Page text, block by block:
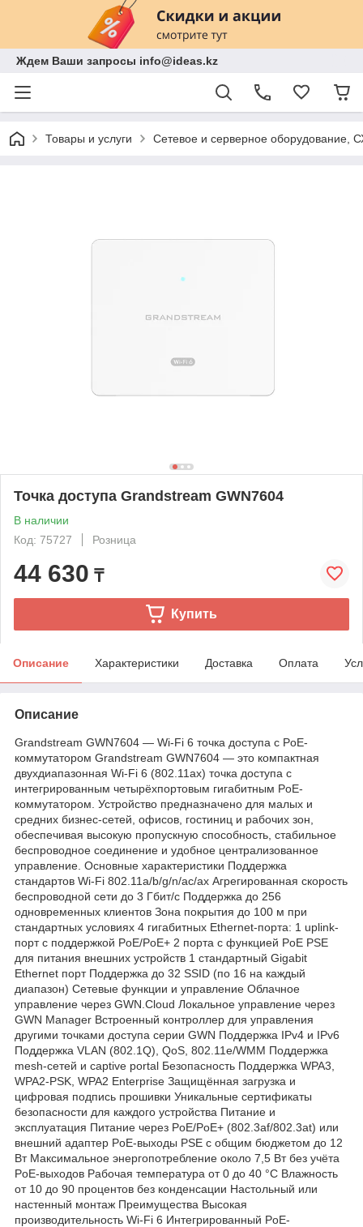
Ждем Ваши запросы info@ideas.kz
Товары и услуги Сетевое и серверное оборудование,
Точка доступа Grandstream GWN7604
В наличии
Код: 75727
Розница
44 630 ₸
Купить
Описание Характеристики Доставка Оплата
Описание
Grandstream GWN7604 — Wi-Fi 6 точка доступа с PoE-
коммутатором Grandstream GWN7604 — это компактная
двухдиапазонная Wi-Fi 6 (802.11ax) точка доступа с
интегрированным четырёхпортовым гигабитным PoE-
коммутатором. Устройство предназначено для малых и
средних бизнес-сетей, офисов, гостиниц и рабочих зон,
обеспечивая высокую пропускную способность, стабильное
беспроводное соединение и удобное централизованное
управление. Основные характеристики Поддержка
стандартов Wi-Fi 802.11a/b/g/n/ac/ax Агрегированная скорость
беспроводной сети до 3 Гбит/с Поддержка до 256
одновременных клиентов Зона покрытия до 100 м при
стандартных условиях 4 гигабитных Ethernet-порта: 1 uplink-
порт с поддержкой PoE/PoE+ 2 порта с функцией PoE PSE
для питания внешних устройств 1 стандартный Gigabit
Ethernet порт Поддержка до 32 SSID (по 16 на каждый
диапазон) Сетевые функции и управление Облачное
управление через GWN.Cloud Локальное управление через
GWN Manager Встроенный контроллер для управления
другими точками доступа серии GWN Поддержка IPv4 и IPv6
Поддержка VLAN (802.1Q), QoS, 802.11e/WMM Поддержка
mesh-сетей и captive portal Безопасность Поддержка WPA3,
WPA2-PSK, WPA2 Enterprise Защищённая загрузка и
цифровая подпись прошивки Уникальные сертификаты
безопасности для каждого устройства Питание и
эксплуатация Питание через PoE/PoE+ (802.3af/802.3at) или
внешний адаптер PoE-выходы PSE с общим бюджетом до 12
Вт Максимальное энергопотребление около 7,5 Вт без учёта
PoE-выходов Рабочая температура от 0 до 40 °C Влажность
от 10 до 90 процентов без конденсации Настольный или
настенный монтаж Преимущества Высокая
производительность Wi-Fi 6 Интегрированный PoE-